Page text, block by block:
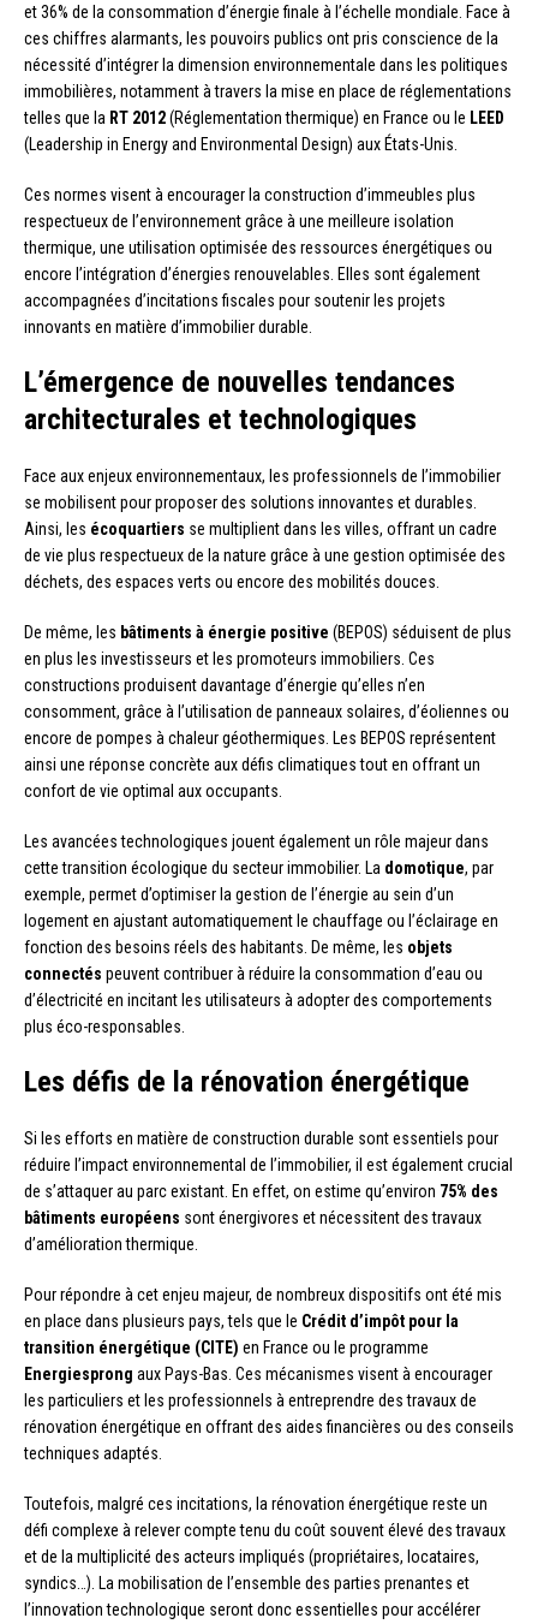
et 36% de la consommation d’énergie finale à l’échelle mondiale. Face à
ces chiffres alarmants, les pouvoirs publics ont pris conscience de la
nécessité d’intégrer la dimension environnementale dans les politiques
immobilières, notamment à travers la mise en place de réglementations
telles que la RT 2012(Réglementation thermique) en France ou le LEED
(Leadership in Energy and Environmental Design) aux États-Unis.
Ces normes visent à encourager la construction d’immeubles plus
respectueux de l’environnement grâce à une meilleure isolation
thermique, une utilisation optimisée des ressources énergétiques ou
encore l’intégration d’énergies renouvelables. Elles sont également
accompagnées d’incitations fiscales pour soutenir les projets
innovants en matière d’immobilier durable.
L’émergence de nouvelles tendances
architecturales et technologiques
Face aux enjeux environnementaux, les professionnels de l’immobilier
se mobilisent pour proposer des solutions innovantes et durables.
Ainsi, les écoquartiers se multiplient dans les villes, offrant un cadre
de vie plus respectueux de la nature grâce à une gestion optimisée des
déchets, des espaces verts ou encore des mobilités douces.
De même, les bâtiments à énergie positive (BEPOS) séduisent de plus
en plus les investisseurs et les promoteurs immobiliers. Ces
constructions produisent davantage d’énergie qu’elles n’en
consomment, grâce à l’utilisation de panneaux solaires, d’éoliennes ou
encore de pompes à chaleur géothermiques. Les BEPOS représentent
ainsi une réponse concrète aux défis climatiques tout en offrant un
confort de vie optimal aux occupants.
Les avancées technologiques jouent également un rôle majeur dans
cette transition écologique du secteur immobilier. La domotique, par
exemple, permet d’optimiser la gestion de l’énergie au sein d’un
logement en ajustant automatiquement le chauffage ou l’éclairage en
fonction des besoins réels des habitants. De même, les objets
connectés peuvent contribuer à réduire la consommation d’eau ou
d’électricité en incitant les utilisateurs à adopter des comportements
plus éco-responsables.
Les défis de la rénovation énergétique
Si les efforts en matière de construction durable sont essentiels pour
réduire l’impact environnemental de l’immobilier, il est également crucial
de s’attaquer au parc existant. En effet, on estime qu’environ 75% des
bâtiments européens sont énergivores et nécessitent des travaux
d’amélioration thermique.
Pour répondre à cet enjeu majeur, de nombreux dispositifs ont été mis
en place dans plusieurs pays, tels que le Crédit d’impôt pour la
transition énergétique (CITE) en France ou le programme
Energiesprong aux Pays-Bas. Ces mécanismes visent à encourager
les particuliers et les professionnels à entreprendre des travaux de
rénovation énergétique en offrant des aides financières ou des conseils
techniques adaptés.
Toutefois, malgré ces incitations, la rénovation énergétique reste un
défi complexe à relever compte tenu du coût souvent élevé des travaux
et de la multiplicité des acteurs impliqués (propriétaires, locataires,
syndics…). La mobilisation de l’ensemble des parties prenantes et
l’innovation technologique seront donc essentielles pour accélérer